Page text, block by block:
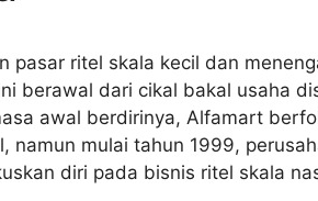
pasar ritel skala kecil dan
berawal dari cikal bakal usaha
awal berdirinya, Alfamart
namun mulai tahun 1999,
diri pada bisnis ritel skala